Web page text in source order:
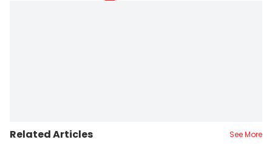
Related Articles See More